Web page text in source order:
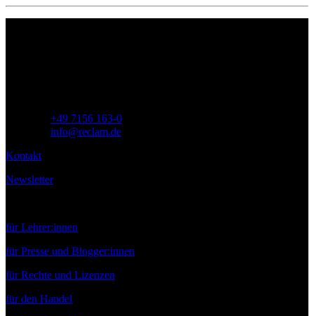
+49 7156 163-0
info@reclam.de
Kontakt
Newsletter
für Lehrer:innen
für Presse und Blogger:innen
für Rechte und Lizenzen
für den Handel